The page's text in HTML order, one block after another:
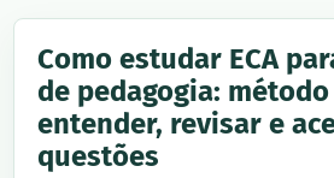
Como estudar ECA
de pedagogia:
entender, revisar e
questões